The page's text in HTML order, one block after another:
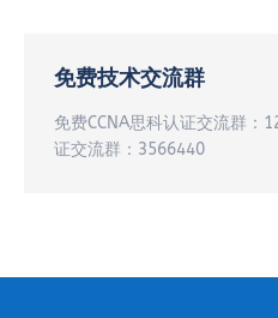
免费技术交流群
免费CCNA思科认证交流群：
证交流群：3566440